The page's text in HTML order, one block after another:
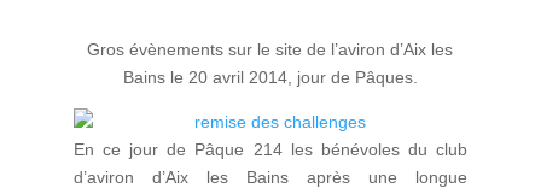
Gros évènements sur le site de l’aviron d’Aix les
Bains le 20 avril 2014, jour de Pâques.
En ce jour de Pâque 214 les bénévoles du club
d’aviron d’Aix les Bains après une longue